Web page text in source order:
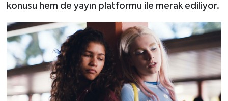
konusu hem de yayın platformu ile merak ediliyor.